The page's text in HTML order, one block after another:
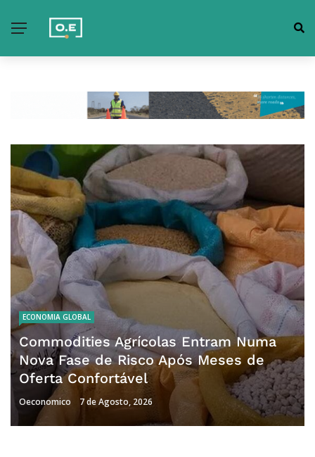
ECONOMIA GLOBAL
Commodities Agrícolas Entram Numa
Nova Fase de Risco Após Meses de
Oferta Confortável
Oeconomico 7 de Agosto, 2026